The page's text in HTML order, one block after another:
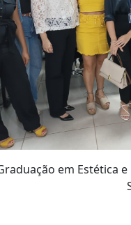
em Estética